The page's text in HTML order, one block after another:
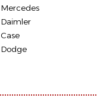
Mercedes
Daimler
Case
Dodge